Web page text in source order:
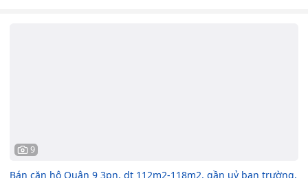
9
Bán căn hộ Quận 9 3pn, dt 112m2-118m2, gần uỷ ban trường,